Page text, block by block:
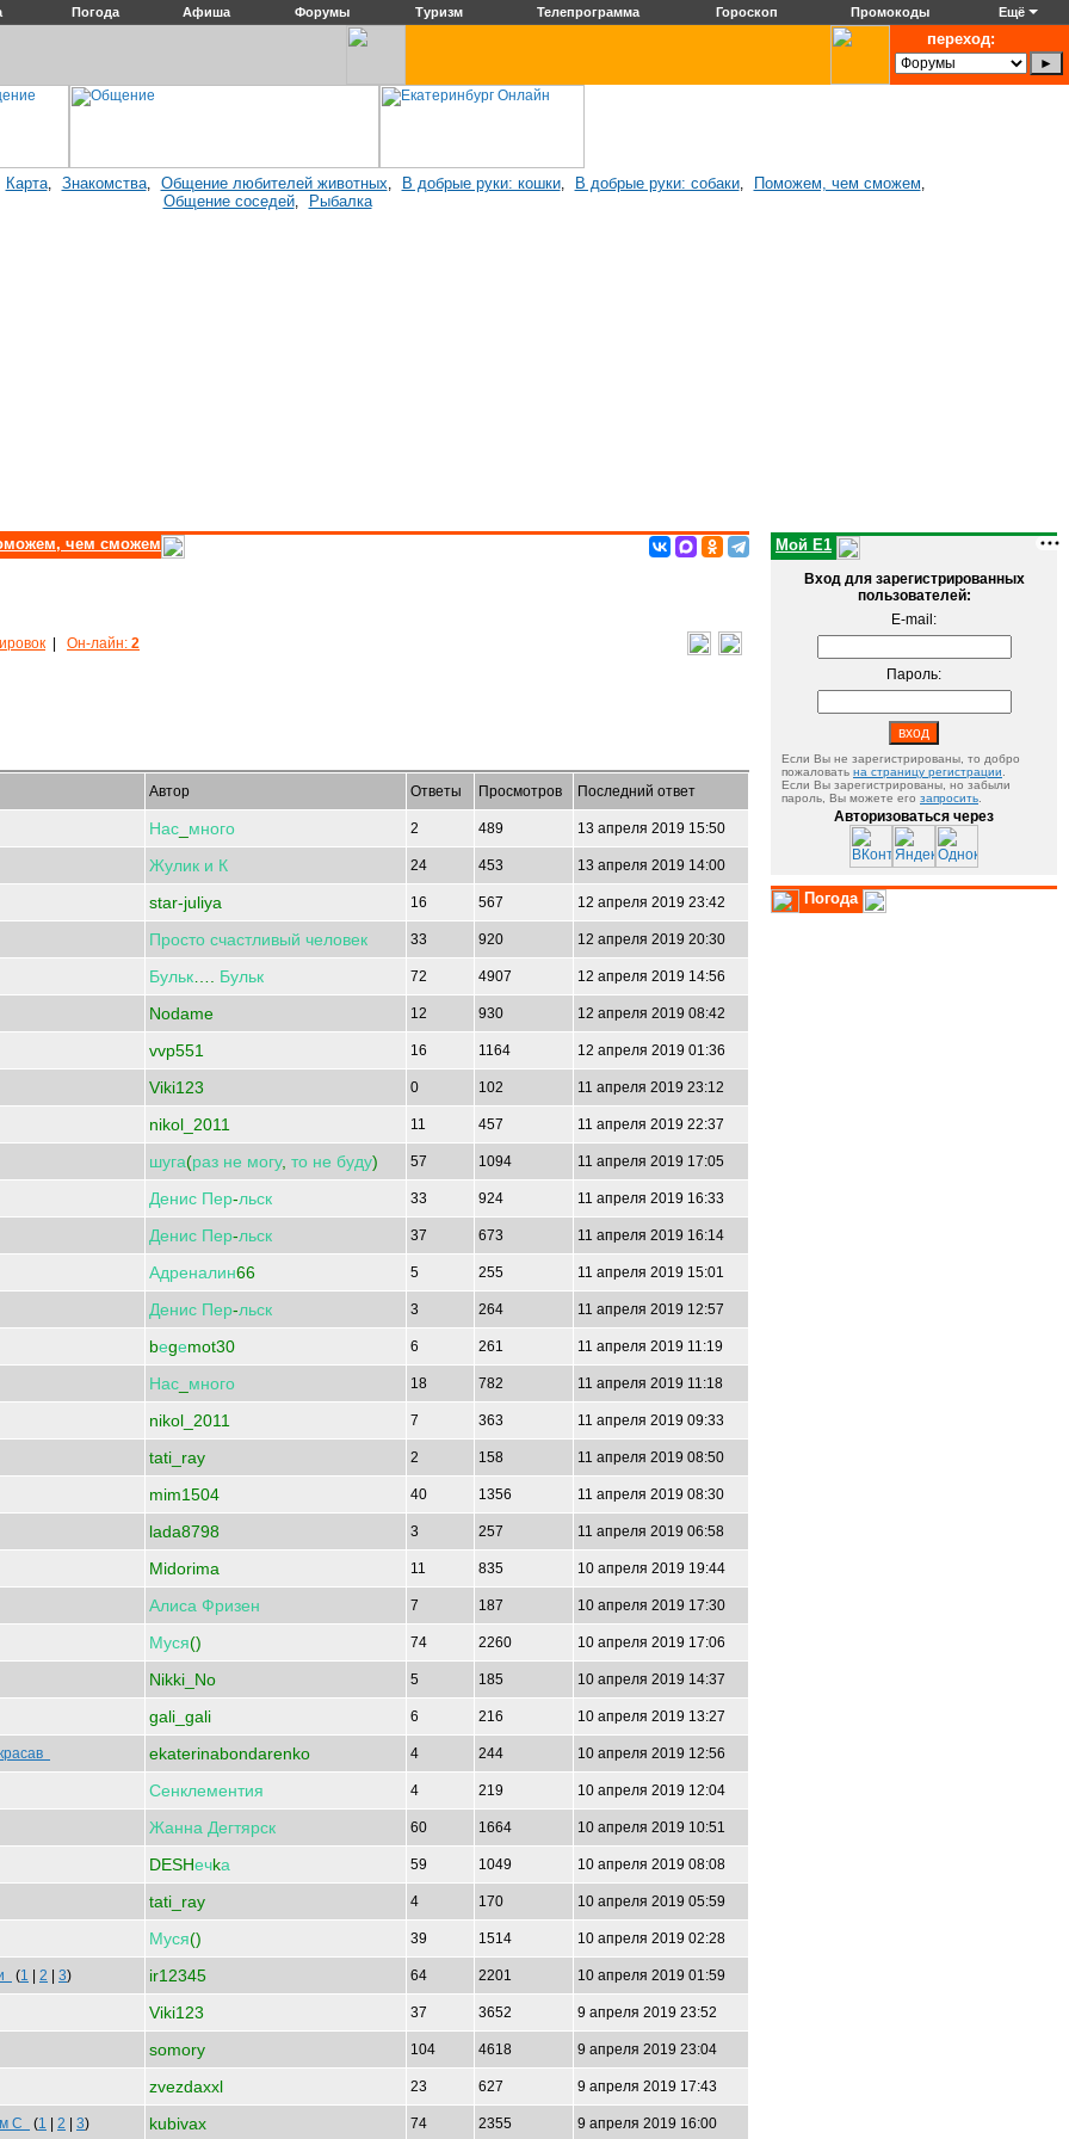
Погода Афиша Форумы Туризм Телепрограмма Гороскоп Промокоды Ещё
переход:
Карта, Знакомства, Общение любителей животных, В добрые руки: кошки, В добрые руки: собаки, Поможем, чем сможем,
Общение соседей, Рыбалка
чем сможем
Он-лайн: 2
Автор Ответы Просмотров Последний ответ
Нас много 2 489 13 апреля 2019 15:50
Жулик и К 24 453 13 апреля 2019 14:00
star-juliya 16 567 12 апреля 2019 23:42
Просто счастливый человек 33 920 12 апреля 2019 20:30
Бульк Бульк 72 4907 12 апреля 2019 14:56
Nodame 12 930 12 апреля 2019 08:42
vvp551 16 1164 12 апреля 2019 01:36
Viki123 0 102 11 апреля 2019 23:12
nikol_2011 11 457 11 апреля 2019 22:37
шуга(раз не могу, то не буду) 57 1094 11 апреля 2019 17:05
Денис Пер-льск 33 924 11 апреля 2019 16:33
Денис Пер-льск 37 673 11 апреля 2019 16:14
Адреналин66 5 255 11 апреля 2019 15:01
Денис Пер-льск 3 264 11 апреля 2019 12:57
bеgеmot30 6 261 11 апреля 2019 11:19
Нас много 18 782 11 апреля 2019 11:18
nikol_2011 7 363 11 апреля 2019 09:33
tati_ray 2 158 11 апреля 2019 08:50
mim1504 40 1356 11 апреля 2019 08:30
lada8798 3 257 11 апреля 2019 06:58
Midorima 11 835 10 апреля 2019 19:44
Алиса Фризен 7 187 10 апреля 2019 17:30
Муся() 74 2260 10 апреля 2019 17:06
Nikki_No 5 185 10 апреля 2019 14:37
gali_gali 6 216 10 апреля 2019 13:27
ekaterinabondarenko 4 244 10 апреля 2019 12:56
Сенклементия 4 219 10 апреля 2019 12:04
Жанна Дегтярск 60 1664 10 апреля 2019 10:51
DESHечkа 59 1049 10 апреля 2019 08:08
tati_ray 4 170 10 апреля 2019 05:59
Муся() 39 1514 10 апреля 2019 02:28
(1 2 3) ir12345 64 2201 10 апреля 2019 01:59
Viki123 37 3652 9 апреля 2019 23:52
somory 104 4618 9 апреля 2019 23:04
zvezdaxxl 23 627 9 апреля 2019 17:43
С (1 2 3) kubivax 74 2355 9 апреля 2019 16:00
Мой E1
Вход для зарегистрированных
пользователей:
E-mail:
Пароль:
Если Вы не зарегистрированы, то добро
пожаловать на страницу регистрации
Если Вы зарегистрированы, но забыли
пароль, Вы можете его запросить
Авторизоваться через
Погода